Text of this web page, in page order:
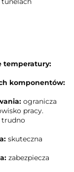
temperatury:
komponentów:
ogranicza
pracy.
trudno
skuteczna
zabezpiecza